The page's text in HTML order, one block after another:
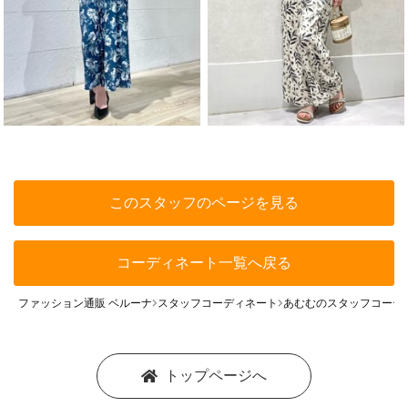
このスタッフのページを見る
コーディネート一覧へ戻る
ファッション通販 ベルーナ スタッフコーディネート あむむのスタッフコーデ
トップページへ